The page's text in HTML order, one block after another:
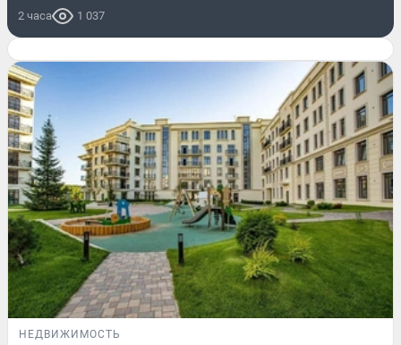
2 часа 1 037
НЕДВИЖИМОСТЬ